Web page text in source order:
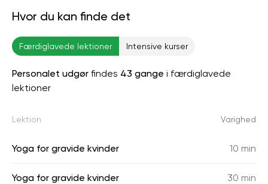
Hvor du kan finde det
Færdiglavede lektioner Intensive kurser
Personalet udgør findes 43 gange i færdiglavede
lektioner
Lektion Varighed
Yoga for gravide kvinder 10 min
Yoga for gravide kvinder 30 min